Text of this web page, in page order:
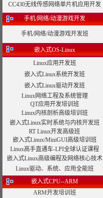
CC430无线传感网络单片机应用开发
手机/网络/动漫游戏开发
手机/网络/动漫游戏开发班
嵌入式OS-Linux
Linux应用开发班
嵌入式Linux系统开发班
嵌入式Linux驱动开发班
Linux网络工程及系统管理
QT应用开发培训班
Linux内核剖析高级培训班
嵌入式Linux实时系统与内核开发班
RT Linux开发高级班
嵌入式Linux/MiniGUI高级培训班
Linux高手直通车-LPI全球认证课程
嵌入式Linux高级编程及网络核心技术
Linux驱动、系统、应用全能班
嵌入式CPU--ARM
ARM开发培训班